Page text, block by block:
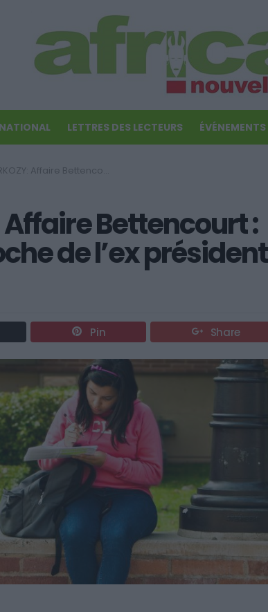
LETTRES DES LECTEURS ÉVÉNEMENTS
: l’enquête se rapproche de l’ex président français
Affaire Bettencourt :
de l’ex président
Pin Share